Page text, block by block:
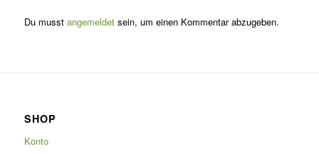
Du musst angemeldetsein, um einen Kommentar abzugeben.
SHOP
Konto